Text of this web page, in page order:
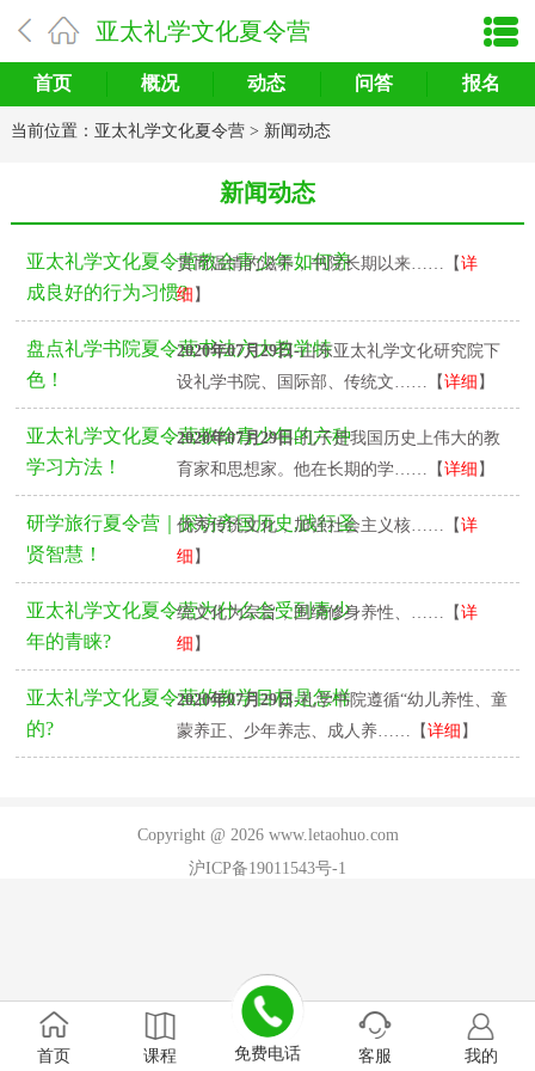
亚太礼学文化夏令营
首页 概况 动态 问答 报名
当前位置： 亚太礼学文化夏令营> 新闻动态
新闻动态
亚太礼学文化夏令营教会青少年如何养
成良好的行为习惯?
贯而温情的滋养，书院长期以来……【详
细 】
盘点礼学书院夏令营书法六大教学特
色！
2020年07月29日-山东亚太礼学文化研究院下
设礼学书院、国际部、传统文……【详细 】
亚太礼学文化夏令营教给青少年的六种
学习方法！
2020年07月29日-孔子是我国历史上伟大的教
育家和思想家。他在长期的学……【详细 】
研学旅行夏令营｜探访齐国历史,践行圣
贤智慧！
2020年07月29日-为了进一步传承、弘扬中国
优秀传统文化，加强社会主义核……【详
细 】
亚太礼学文化夏令营为什么会受到青少
年的青睐?
2020年07月29日-研究院以弘扬和挖掘优秀传
统文化为宗旨，围绕修身养性、……【详
细 】
亚太礼学文化夏令营的教学目标是怎样
的?
2020年07月29日-礼学书院遵循“幼儿养性、童
蒙养正、少年养志、成人养……【详细 】
首页 课程 免费电话 客服 我的
Copyright @ 2026 www.letaohuo.com
沪ICP备19011543号-1